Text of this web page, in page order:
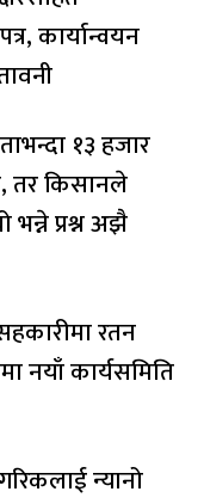
कार्यान्वयन
१३ हजार
तर किसानले
प्रश्न अझै
रतन
नयाँ कार्यसमिति
न्यानो